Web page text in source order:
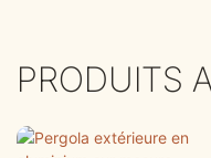
PRODUITS